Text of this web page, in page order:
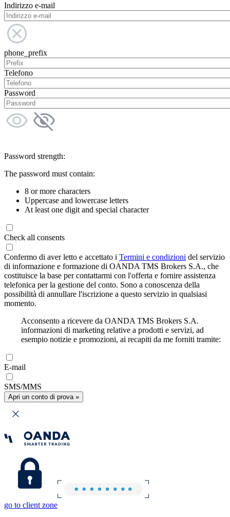
Indirizzo e-mail
phone_prefix
Telefono
Password
Password strength:
The password must contain:
8 or more characters
Uppercase and lowercase letters
At least one digit and special character
Check all consents
Confermo di aver letto e accettato i Termini e condizioni del servizio
di informazione e formazione di OANDA TMS Brokers S.A., che
costituisce la base per contattarmi con l'offerta e fornire assistenza
telefonica per la gestione del conto. Sono a conoscenza della
possibilità di annullare l'iscrizione a questo servizio in qualsiasi
momento.
Acconsento a ricevere da OANDA TMS Brokers S.A.
informazioni di marketing relative a prodotti e servizi, ad
esempio notizie e promozioni, ai recapiti da me forniti tramite:
E-mail
SMS/MMS
Apri un conto di prova »
go to client zone